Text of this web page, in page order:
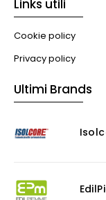
Links utili
Cookie policy
Privacy policy
Ultimi Brands